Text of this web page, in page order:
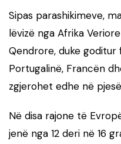
Sipas parashikimeve,
lëvizë nga Afrika
Qendrore, duke goditur
Portugalinë, Francën
zgjerohet edhe në
Në disa rajone të
jenë nga 12 deri në 16